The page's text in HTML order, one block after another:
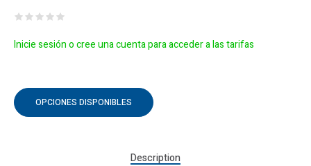
Inicie sesión o cree una cuenta para acceder a las tarifas
OPCIONES DISPONIBLES
Description